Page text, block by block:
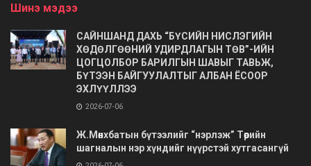
Шинэ мэдээ
САЙНШАНД ДАХЬ “БҮСИЙН НИСЛЭГИЙН
ХӨДӨЛГӨӨНИЙ УДИРДЛАГЫН ТӨВ”-ИЙН
ЦОГЦОЛБОР БАРИЛГЫН ШАВЫГ ТАВЬЖ,
БҮТЭЭН БАЙГУУЛАЛТЫГ АЛБАН ЁСООР
ЭХЛҮҮЛЛЭЭ
2026-07-06
Ж.Мөнхбатын бүтээлийг “нэрлэж” Төрийн
шагналын нэр хүндийг нүүрстэй хутгасангүй